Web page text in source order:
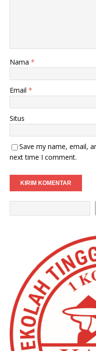
Nama *
Email *
Situs
Save my name, email,
next time I comment.